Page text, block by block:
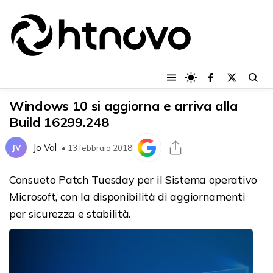
Windows 10 si aggiorna e arriva alla
Build 16299.248
JV Jo Val • 13 febbraio 2018
Consueto Patch Tuesday per il Sistema operativo
Microsoft, con la disponibilità di aggiornamenti
per sicurezza e stabilità.